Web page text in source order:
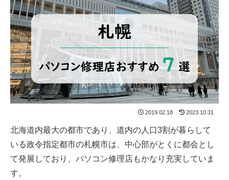
2019.02.18 2023.10.31
北海道内最大の都市であり、道内の人口3割が暮らして
いる政令指定都市の札幌市は、中心部がとくに都会とし
て発展しており、パソコン修理店もかなり充実していま
す。